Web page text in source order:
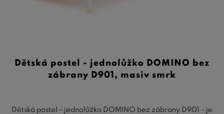
Dětská postel - jednolůžko DOMINO bez
zábrany D901, masiv smrk
Dětská postel - jednolůžko DOMINO bez zábrany D901 - je